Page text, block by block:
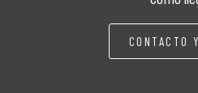
CONTACTO